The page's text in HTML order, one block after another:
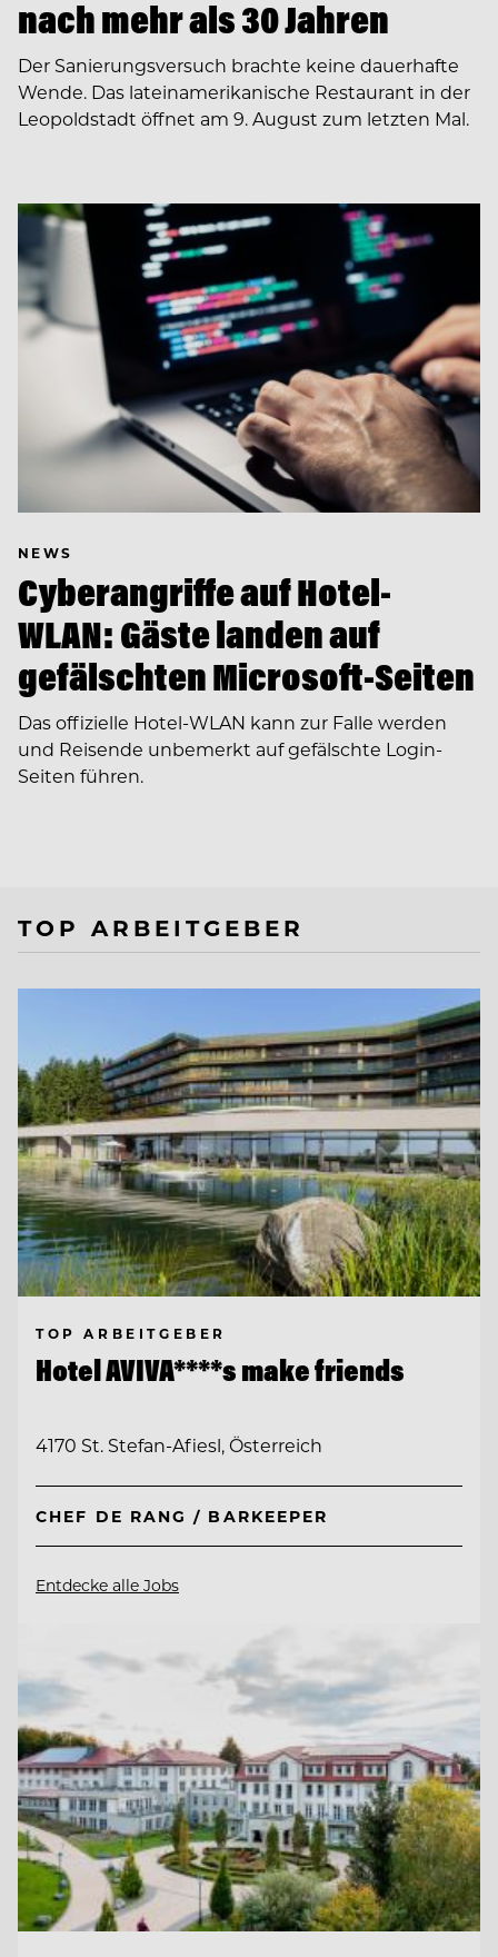
nach mehr als 30 Jahren
Der Sanierungsversuch brachte keine dauerhafte
Wende. Das lateinamerikanische Restaurant in der
Leopoldstadt öffnet am 9. August zum letzten Mal.
NEWS
Cyberangriffe auf Hotel-
WLAN: Gäste landen auf
gefälschten Microsoft-Seiten
Das offizielle Hotel-WLAN kann zur Falle werden
und Reisende unbemerkt auf gefälschte Login-
Seiten führen.
TOP ARBEITGEBER
TOP ARBEITGEBER
Hotel AVIVA****s make friends
4170 St. Stefan-Afiesl, Österreich
CHEF DE RANG / BARKEEPER
Entdecke alle Jobs